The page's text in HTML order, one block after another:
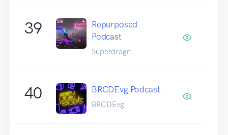
39
Repurposed
Podcast
Superdragn
40 BRCDEvg Podcast
BRCDEvg